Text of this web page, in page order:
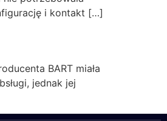
i kontakt […]
BART miała
jednak jej